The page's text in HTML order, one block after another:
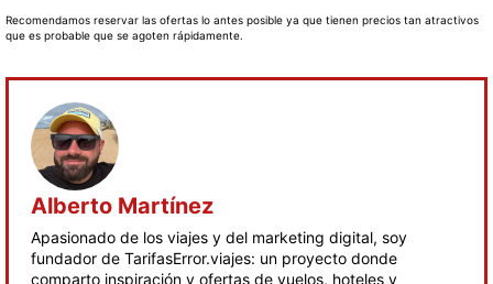
Recomendamos reservar las ofertas lo antes posible ya que tienen precios tan atractivos
que es probable que se agoten rápidamente.
Alberto Martínez
Apasionado de los viajes y del marketing digital, soy
fundador de TarifasError.viajes: un proyecto donde
comparto inspiración y ofertas de vuelos, hoteles y